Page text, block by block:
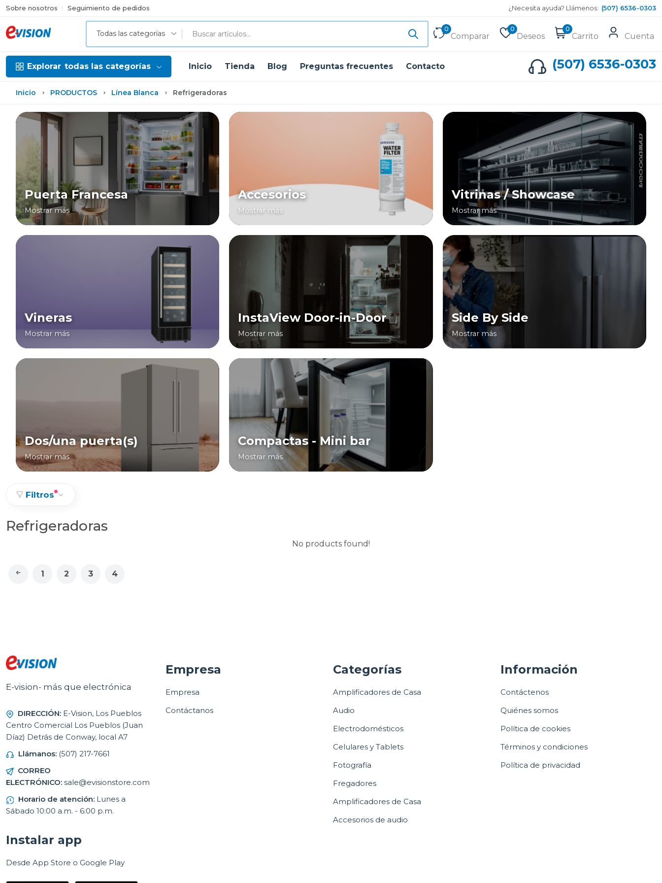
Sobre nosotros Seguimiento de pedidos ¿Necesita ayuda? Llámenos: (507) 6536-0303
Todas las categorías
0
Comparar
0
Deseos
0
Carrito Cuenta
Explorar todas las categorías Inicio Tienda Blog Preguntas frecuentes Contacto (507) 6536-0303
Inicio PRODUCTOS Línea Blanca Refrigeradoras
Puerta Francesa
Mostrar más
Accesorios
Mostrar más
Vitrinas / Showcase
Mostrar más
Vineras
Mostrar más
InstaView Door-in-Door
Mostrar más
Side By Side
Mostrar más
Dos/una puerta(s)
Mostrar más
Compactas - Mini bar
Mostrar más
Filtros
Refrigeradoras
No products found!
1 2 3 4
E-vision- más que electrónica
DIRECCIÓN: E-Vision, Los Pueblos
Centro Comercial Los Pueblos (Juan
Díaz) Detrás de Conway, local A7
Llámanos: (507) 217-7661
CORREO
ELECTRÓNICO: sale@evisionstore.com
Horario de atención: Lunes a
Sábado 10:00 a.m. - 6:00 p.m.
Empresa
Empresa
Contáctanos
Categorías
Amplificadores de Casa
Audio
Electrodomésticos
Celulares y Tablets
Fotografía
Fregadores
Amplificadores de Casa
Accesorios de audio
Información
Contáctenos
Quiénes somos
Política de cookies
Términos y condiciones
Política de privacidad
Instalar app
Desde App Store o Google Play